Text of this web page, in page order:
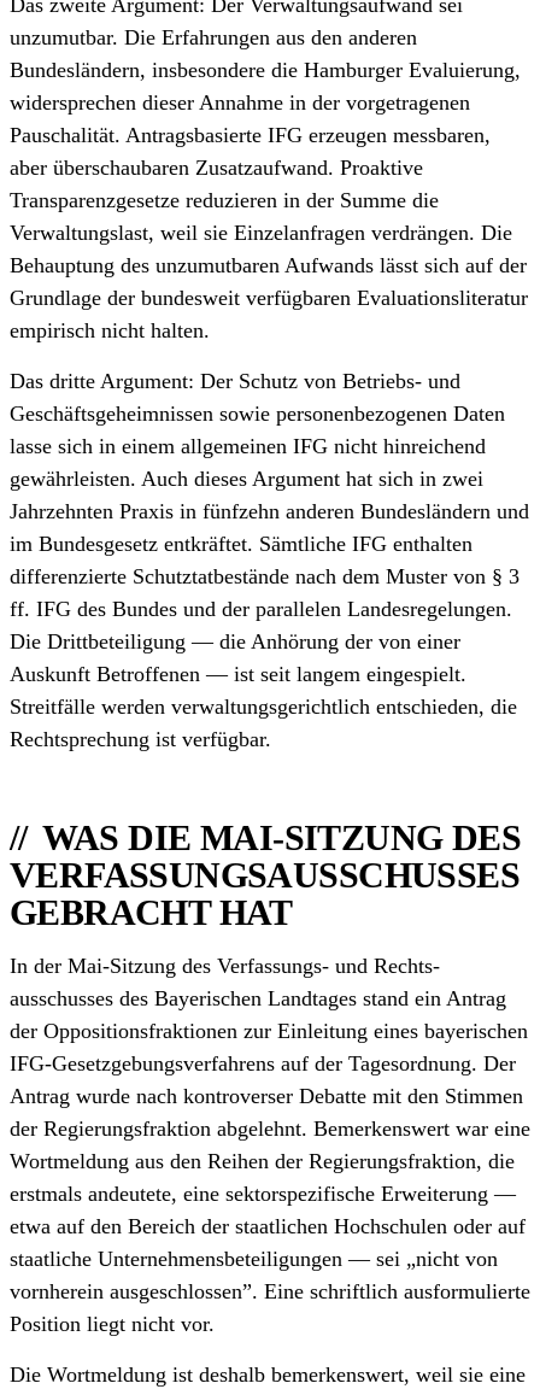
Das zweite Argument: Der Verwaltungs­aufwand sei
unzumutbar. Die Erfahrungen aus den anderen
Bundesländern, insbesondere die Hamburger Evaluierung,
widersprechen dieser Annahme in der vorgetragenen
Pauschalität. Antrags­basierte IFG erzeugen messbaren,
aber überschaubaren Zusatzaufwand. Proaktive
Transparenz­gesetze reduzieren in der Summe die
Verwaltungs­last, weil sie Einzelanfragen verdrängen. Die
Behauptung des unzumutbaren Aufwands lässt sich auf der
Grundlage der bundesweit verfügbaren Evaluations­literatur
empirisch nicht halten.
Das dritte Argument: Der Schutz von Betriebs- und
Geschäfts­geheimnissen sowie personenbezogenen Daten
lasse sich in einem allgemeinen IFG nicht hinreichend
gewährleisten. Auch dieses Argument hat sich in zwei
Jahrzehnten Praxis in fünfzehn anderen Bundesländern und
im Bundesgesetz entkräftet. Sämtliche IFG enthalten
differenzierte Schutz­tatbestände nach dem Muster von § 3
ff. IFG des Bundes und der parallelen Landes­regelungen.
Die Drittbeteiligung — die Anhörung der von einer
Auskunft Betroffenen — ist seit langem eingespielt.
Streitfälle werden verwaltungs­gerichtlich entschieden, die
Rechtsprechung ist verfügbar.
WAS DIE MAI-SITZUNG DES
VERFASSUNGSAUSSCHUSSES
GEBRACHT HAT
In der Mai-Sitzung des Verfassungs- und Rechts­
ausschusses des Bayerischen Landtages stand ein Antrag
der Oppositions­fraktionen zur Einleitung eines bayerischen
IFG-Gesetzgebungs­verfahrens auf der Tagesordnung. Der
Antrag wurde nach kontroverser Debatte mit den Stimmen
der Regierungs­fraktion abgelehnt. Bemerkens­wert war eine
Wortmeldung aus den Reihen der Regierungs­fraktion, die
erstmals andeutete, eine sektor­spezifische Erweiterung —
etwa auf den Bereich der staatlichen Hochschulen oder auf
staatliche Unternehmens­beteiligungen — sei „nicht von
vornherein ausgeschlossen”. Eine schriftlich ausformulierte
Position liegt nicht vor.
Die Wortmeldung ist deshalb bemerkenswert, weil sie eine